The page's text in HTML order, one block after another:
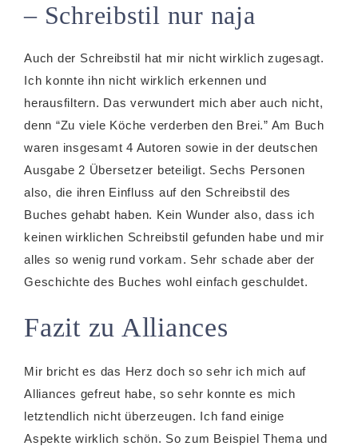
– Schreibstil nur naja
Auch der Schreibstil hat mir nicht wirklich zugesagt.
Ich konnte ihn nicht wirklich erkennen und
herausfiltern. Das verwundert mich aber auch nicht,
denn “Zu viele Köche verderben den Brei.” Am Buch
waren insgesamt 4 Autoren sowie in der deutschen
Ausgabe 2 Übersetzer beteiligt. Sechs Personen
also, die ihren Einfluss auf den Schreibstil des
Buches gehabt haben. Kein Wunder also, dass ich
keinen wirklichen Schreibstil gefunden habe und mir
alles so wenig rund vorkam. Sehr schade aber der
Geschichte des Buches wohl einfach geschuldet.
Fazit zu Alliances
Mir bricht es das Herz doch so sehr ich mich auf
Alliances gefreut habe, so sehr konnte es mich
letztendlich nicht überzeugen. Ich fand einige
Aspekte wirklich schön. So zum Beispiel Thema und